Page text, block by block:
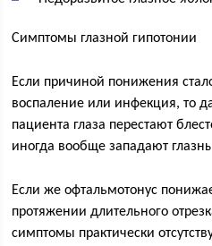
Симптомы глазной гипотонии
Если причиной понижения
воспаление или инфекция, то
пациента глаза перестают
иногда вообще западают
Если же офтальмотонус
протяжении длительного
симптомы практически